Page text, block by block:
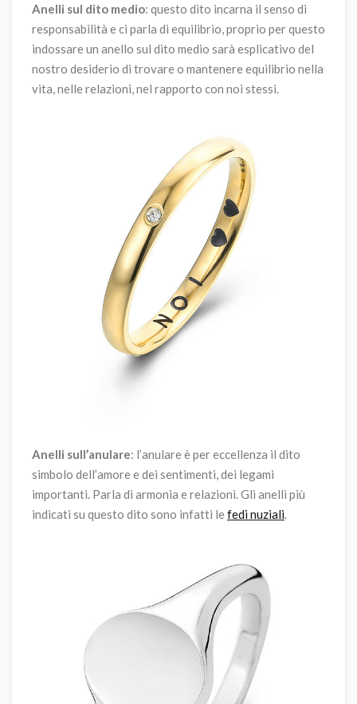
Anelli sul dito medio: questo dito incarna il senso di
responsabilità e ci parla di equilibrio, proprio per questo
indossare un anello sul dito medio sarà esplicativo del
nostro desiderio di trovare o mantenere equilibrio nella
vita, nelle relazioni, nel rapporto con noi stessi.
Anelli sull’anulare: l’anulare è per eccellenza il dito
simbolo dell’amore e dei sentimenti, dei legami
importanti. Parla di armonia e relazioni. Gli anelli più
indicati su questo dito sono infatti lefedi nuziali.